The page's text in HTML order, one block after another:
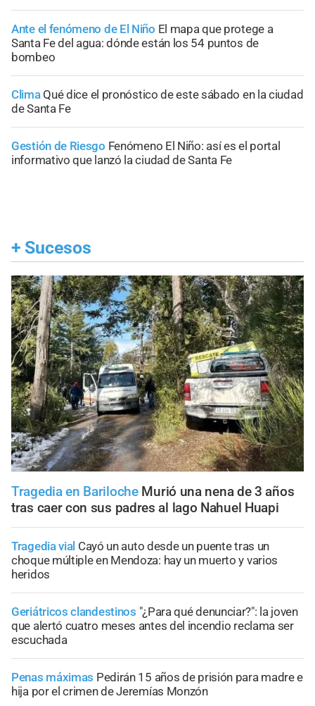
Ante el fenómeno de El Niño El mapa que protege a
Santa Fe del agua: dónde están los 54 puntos de
bombeo
Clima Qué dice el pronóstico de este sábado en la ciudad
de Santa Fe
Gestión de Riesgo Fenómeno El Niño: así es el portal
informativo que lanzó la ciudad de Santa Fe
+ Sucesos
Tragedia en Bariloche Murió una nena de 3 años
tras caer con sus padres al lago Nahuel Huapi
Tragedia vial Cayó un auto desde un puente tras un
choque múltiple en Mendoza: hay un muerto y varios
heridos
Geriátricos clandestinos "¿Para qué denunciar?": la joven
que alertó cuatro meses antes del incendio reclama ser
escuchada
Penas máximas Pedirán 15 años de prisión para madre e
hija por el crimen de Jeremías Monzón